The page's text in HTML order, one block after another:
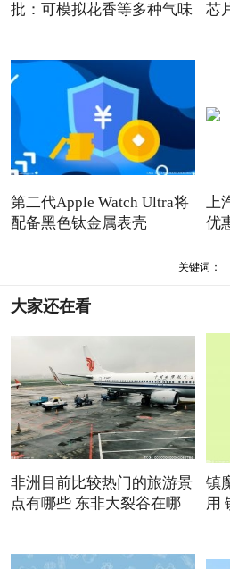
批：可模拟花香等多种气味
芯
第二代Apple Watch Ultra将
配备黑色钛金属表壳
上
优
关键词：
大家还在看
非洲目前比较热门的旅游景
点有哪些 东非大裂谷在哪
镇
用